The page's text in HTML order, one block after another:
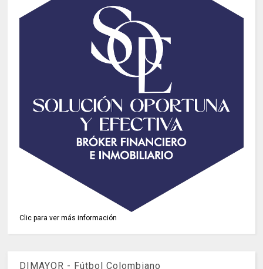
Clic para ver más información
DIMAYOR - Fútbol Colombiano